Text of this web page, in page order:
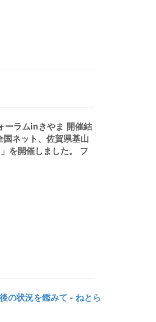
ーラムinきやま 開催結
ネット、佐賀県基山
を開催しました。 フ
の状況を鑑みて - ねとら